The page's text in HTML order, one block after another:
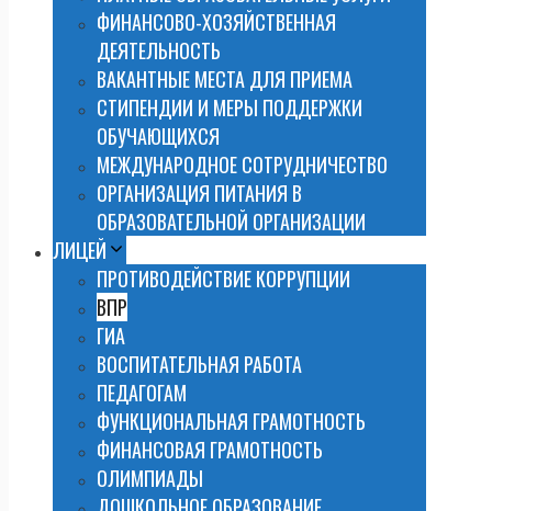
ФИНАНСОВО-ХОЗЯЙСТВЕННАЯ
ДЕЯТЕЛЬНОСТЬ
ВАКАНТНЫЕ МЕСТА ДЛЯ ПРИЕМА
СТИПЕНДИИ И МЕРЫ ПОДДЕРЖКИ
ОБУЧАЮЩИХСЯ
МЕЖДУНАРОДНОЕ СОТРУДНИЧЕСТВО
ОРГАНИЗАЦИЯ ПИТАНИЯ В
ОБРАЗОВАТЕЛЬНОЙ ОРГАНИЗАЦИИ
ЛИЦЕЙ
ПРОТИВОДЕЙСТВИЕ КОРРУПЦИИ
ВПР
ГИА
ВОСПИТАТЕЛЬНАЯ РАБОТА
ПЕДАГОГАМ
ФУНКЦИОНАЛЬНАЯ ГРАМОТНОСТЬ
ФИНАНСОВАЯ ГРАМОТНОСТЬ
ОЛИМПИАДЫ